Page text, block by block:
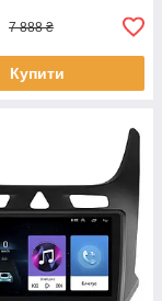
7 888 ₴
Купити